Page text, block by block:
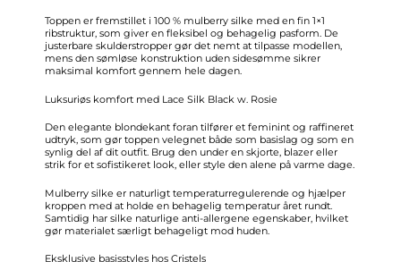
Toppen er fremstillet i 100 % mulberry silke med en fin 1×1
ribstruktur, som giver en fleksibel og behagelig pasform. De
justerbare skulderstropper gør det nemt at tilpasse modellen,
mens den sømløse konstruktion uden sidesømme sikrer
maksimal komfort gennem hele dagen.
Luksuriøs komfort med Lace Silk Black w. Rosie
Den elegante blondekant foran tilfører et feminint og raffineret
udtryk, som gør toppen velegnet både som basislag og som en
synlig del af dit outfit. Brug den under en skjorte, blazer eller
strik for et sofistikeret look, eller style den alene på varme dage.
Mulberry silke er naturligt temperaturregulerende og hjælper
kroppen med at holde en behagelig temperatur året rundt.
Samtidig har silke naturlige anti-allergene egenskaber, hvilket
gør materialet særligt behageligt mod huden.
Eksklusive basisstyles hos Cristels